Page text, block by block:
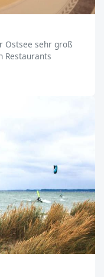
Ostsee sehr groß
Restaurants